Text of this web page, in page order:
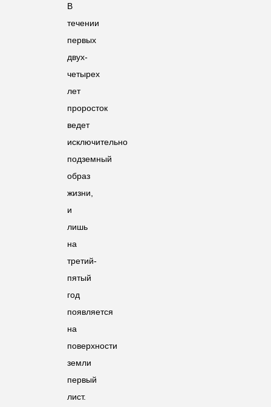
В
течении
первых
двух-
четырех
лет
проросток
ведет
исключительно
подземный
образ
жизни,
и
лишь
на
третий-
пятый
год
появляется
на
поверхности
земли
первый
лист.